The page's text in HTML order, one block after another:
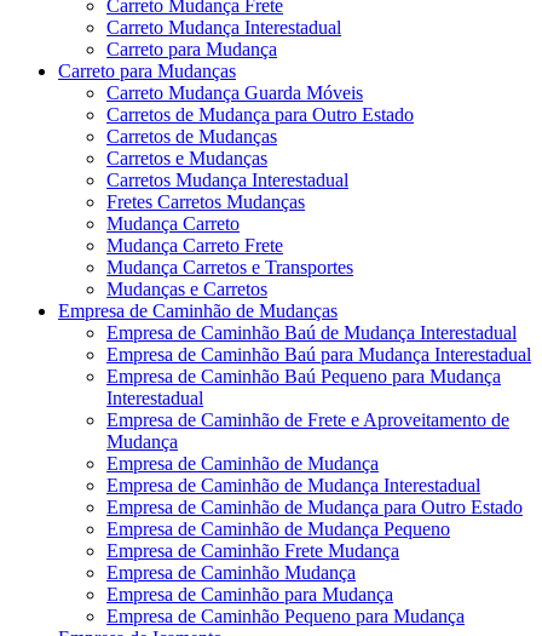
Carreto Mudança Frete
Carreto Mudança Interestadual
Carreto para Mudança
Carreto para Mudanças
Carreto Mudança Guarda Móveis
Carretos de Mudança para Outro Estado
Carretos de Mudanças
Carretos e Mudanças
Carretos Mudança Interestadual
Fretes Carretos Mudanças
Mudança Carreto
Mudança Carreto Frete
Mudança Carretos e Transportes
Mudanças e Carretos
Empresa de Caminhão de Mudanças
Empresa de Caminhão Baú de Mudança Interestadual
Empresa de Caminhão Baú para Mudança Interestadual
Empresa de Caminhão Baú Pequeno para Mudança
Interestadual
Empresa de Caminhão de Frete e Aproveitamento de
Mudança
Empresa de Caminhão de Mudança
Empresa de Caminhão de Mudança Interestadual
Empresa de Caminhão de Mudança para Outro Estado
Empresa de Caminhão de Mudança Pequeno
Empresa de Caminhão Frete Mudança
Empresa de Caminhão Mudança
Empresa de Caminhão para Mudança
Empresa de Caminhão Pequeno para Mudança